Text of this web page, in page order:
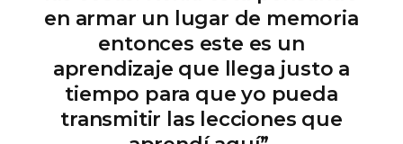
en armar un lugar de memoria
entonces este es un
aprendizaje que llega justo a
tiempo para que yo pueda
transmitir las lecciones que